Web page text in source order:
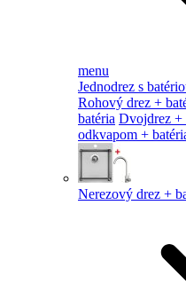
menu
Jednodrez s
Rohový drez +
batéria Dvojdrez +
odkvapom +
Nerezový drez +